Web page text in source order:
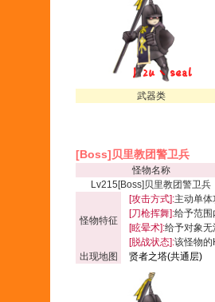
武器类
[Boss]贝里教团警卫兵
怪物名称
Lv215[Boss]贝里教团警卫兵
怪物特征
[攻击方式]:主动单体
[刀枪挥舞]:给予范
[眩晕术]:给予对象
[脱战状态]:该怪物
出现地图
贤者之塔(共通层)